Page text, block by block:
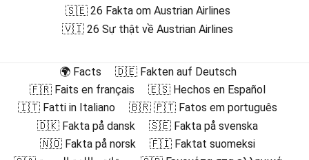
🇸🇪 26 Fakta om Austrian Airlines
🇻🇮 26 Sự thật về Austrian Airlines
🌍 Facts
🇩🇪 Fakten auf Deutsch
🇫🇷 Faits en français
🇪🇸 Hechos en Español
🇮🇹 Fatti in Italiano
🇧🇷 🇵🇹 Fatos em português
🇩🇰 Fakta på dansk
🇸🇪 Fakta på svenska
🇳🇴 Fakta på norsk
🇫🇮 Faktat suomeksi